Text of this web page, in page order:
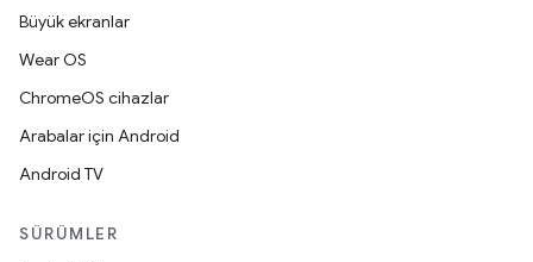
Büyük ekranlar
Wear OS
ChromeOS cihazlar
Arabalar için Android
Android TV
SÜRÜMLER